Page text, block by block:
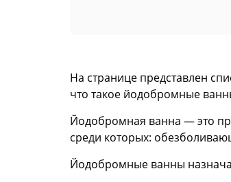
На странице представлен
что такое йодобромные
Йодобромная ванна — это
среди которых:
Йодобромные ванны